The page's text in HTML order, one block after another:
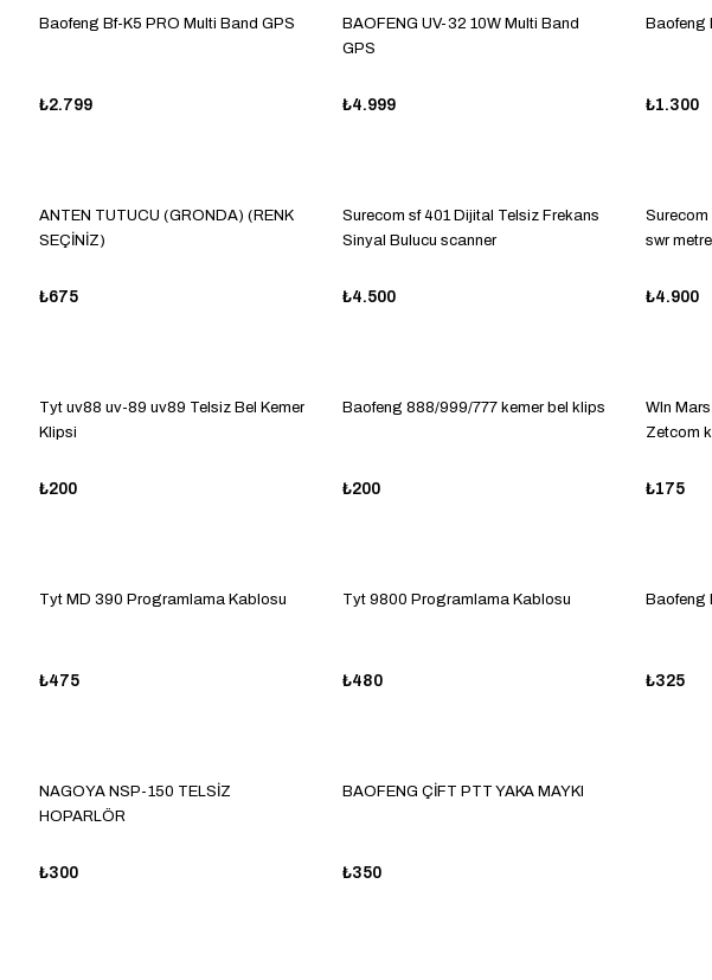
Baofeng Bf-K5 PRO Multi Band GPS
₺2.799
BAOFENG UV-32 10W Multi Band
GPS
₺4.999
Baofeng
₺1.300
ANTEN TUTUCU (GRONDA) (RENK
SEÇİNİZ)
₺675
Surecom sf 401 Dijital Telsiz Frekans
Sinyal Bulucu scanner
₺4.500
swr
₺4.900
Tyt uv88 uv-89 uv89 Telsiz Bel Kemer
Klipsi
₺200
Baofeng 888/999/777 kemer bel klips
₺200
Wln
Zetcom
₺175
Tyt MD 390 Programlama Kablosu
₺475
Tyt 9800 Programlama Kablosu
₺480
Baofeng
₺325
NAGOYA NSP-150 TELSİZ
HOPARLÖR
₺300
BAOFENG ÇİFT PTT YAKA MAYKI
₺350